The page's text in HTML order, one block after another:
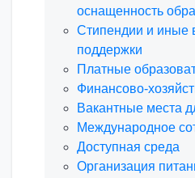
оснащенность
Стипендии и иные
поддержки
Платные
Финансово-
Вакантные места
Международное
Доступная среда
Организация